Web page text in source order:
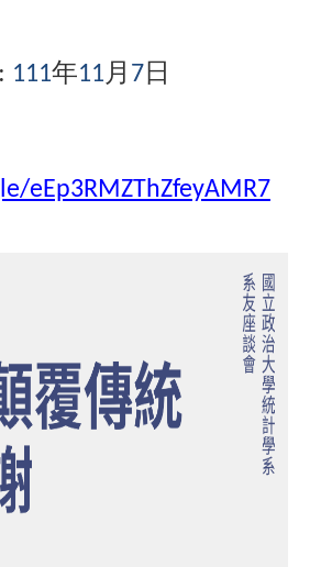
: 111年11 月 7 日
eEp3RMZThZfeyAMR7